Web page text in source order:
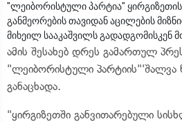
"ლეიბორისტული პარტია"
განმეორების თავიდან აცილების
მიხეილ სააკაშვილს გადადგომისკენ
ამის შესახებ დრეს გამართულ
"ლეიბორისტული პარტიის"'შალვა
განაცხადა.
"ყირგიზეთში განვითარებული